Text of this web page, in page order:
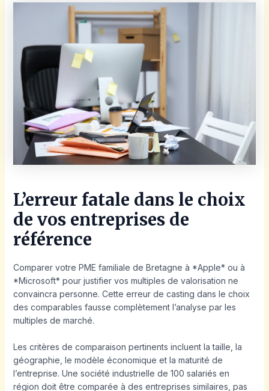
L’erreur fatale dans le choix
de vos entreprises de
référence
Comparer votre PME familiale de Bretagne à *Apple* ou à
*Microsoft* pour justifier vos multiples de valorisation ne
convaincra personne. Cette erreur de casting dans le choix
des comparables fausse complètement l’analyse par les
multiples de marché.
Les critères de comparaison pertinents incluent la taille, la
géographie, le modèle économique et la maturité de
l’entreprise. Une société industrielle de 100 salariés en
région doit être comparée à des entreprises similaires, pas